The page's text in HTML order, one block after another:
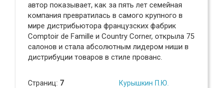
автор показывает, как за пять лет семейная
компания превратилась в самого крупного в
мире дистрибьютора французских фабрик
Comptoir de Famille и Country Corner, открыла 75
салонов и стала абсолютным лидером ниши в
дистрибуции товаров в стиле прованс.
Страниц: 7
Курышкин П.Ю.